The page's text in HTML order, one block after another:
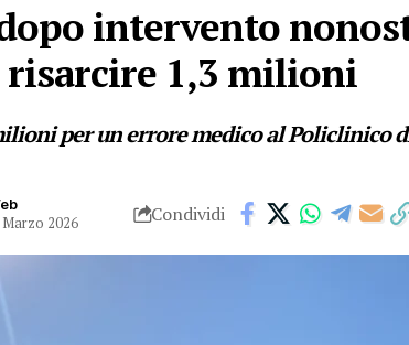
intervento
risarcire 1,3 milioni
per un errore medico al Policlinico
2026 Condividi